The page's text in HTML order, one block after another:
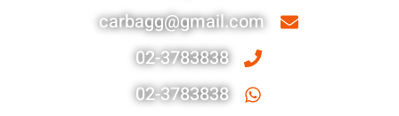
carbagg@gmail.com
02-3783838
02-3783838